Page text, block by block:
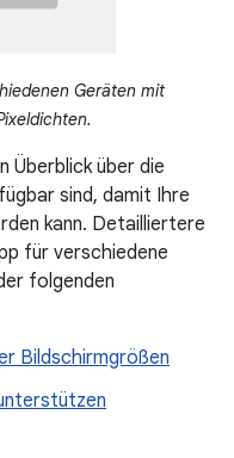
Geräten mit
Überblick über die
sind, damit Ihre
kann. Detailliertere
für verschiedene
folgenden
Bildschirmgrößen